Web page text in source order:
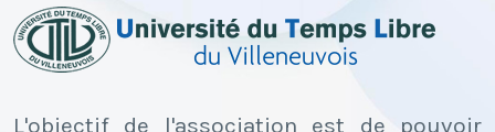
L'objectif de l'association est de pouvoir